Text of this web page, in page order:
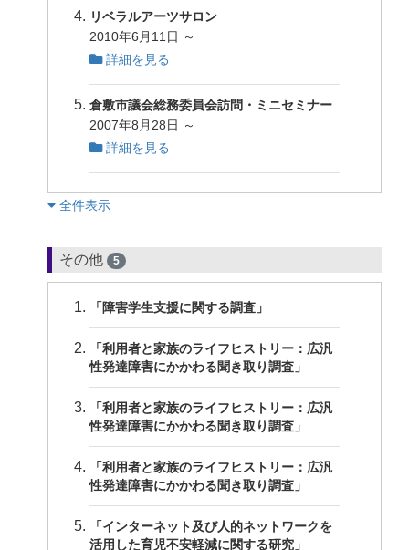
リベラルアーツサロン
2010年6月11日 ～
詳細を見る
倉敷市議会総務委員会訪問・ミニセミナー
2007年8月28日 ～
詳細を見る
︎全件表示
その他 5
「障害学生支援に関する調査」
「利用者と家族のライフヒストリー：広汎
性発達障害にかかわる聞き取り調査」
「利用者と家族のライフヒストリー：広汎
性発達障害にかかわる聞き取り調査」
「利用者と家族のライフヒストリー：広汎
性発達障害にかかわる聞き取り調査」
「インターネット及び人的ネットワークを
活用した育児不安軽減に関する研究」